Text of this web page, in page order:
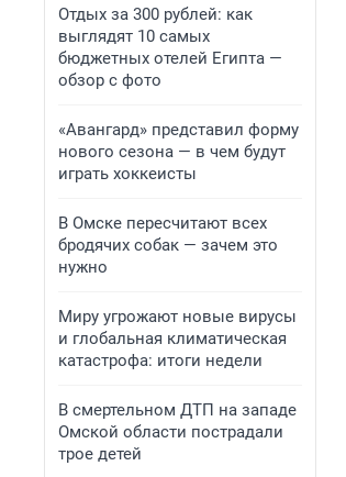
Отдых за 300 рублей: как
выглядят 10 самых
бюджетных отелей Египта —
обзор с фото
«Авангард» представил форму
нового сезона — в чем будут
играть хоккеисты
В Омске пересчитают всех
бродячих собак — зачем это
нужно
Миру угрожают новые вирусы
и глобальная климатическая
катастрофа: итоги недели
В смертельном ДТП на западе
Омской области пострадали
трое детей